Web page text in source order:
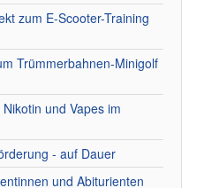
zum E-Scooter-Training
Trümmerbahnen-Minigolf
und Vapes im
- auf Dauer
und Abiturienten